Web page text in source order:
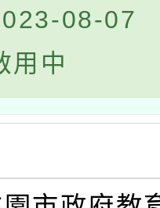
08-07
用中